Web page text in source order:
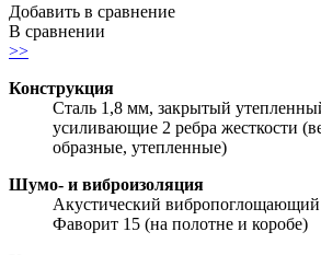
Добавить в сравнение
В сравнении
>>
Конструкция
Сталь 1,8 мм, закрытый
усиливающие 2 ребра жесткости
образные, утепленные)
Шумо- и виброизоляция
Акустический
Фаворит 15 (на полотне и коробе)